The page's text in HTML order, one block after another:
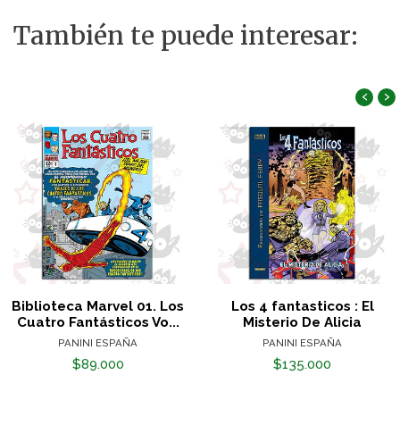
También te puede interesar:
Biblioteca Marvel 01. Los
Cuatro Fantásticos Vo...
PANINI ESPAÑA
$89.000
Los 4 fantasticos : El
Misterio De Alicia
PANINI ESPAÑA
$135.000
‹ ›